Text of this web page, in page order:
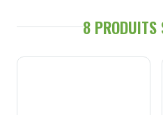
8 PRODUITS